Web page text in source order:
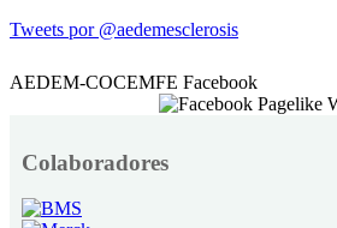
Tweets por @aedemesclerosis
AEDEM-COCEMFE Facebook
Colaboradores